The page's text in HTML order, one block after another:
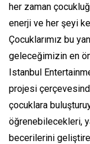
her zaman
enerji ve her şeyi
Çocuklarımız bu
geleceğimizin en
Istanbul
projesi
çocuklara
öğrenebilecekleri,
becerilerini